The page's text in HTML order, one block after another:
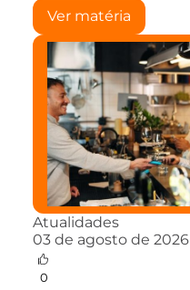
Ver matéria
Atualidades
03 de agosto de 2026
0